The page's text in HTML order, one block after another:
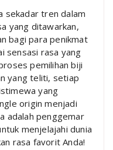
sekadar tren dalam
yang ditawarkan,
bagi para penikmat
sensasi rasa yang
pemilihan biji
yang teliti, setiap
yang
origin menjadi
adalah penggemar
menjelajahi dunia
rasa favorit Anda!